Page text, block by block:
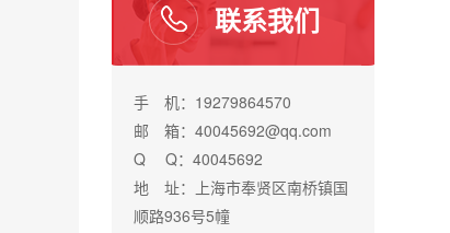
联系我们
手 机：19279864570
邮 箱：40045692@qq.com
Q Q：40045692
地 址：上海市奉贤区南桥镇国
顺路936号5幢